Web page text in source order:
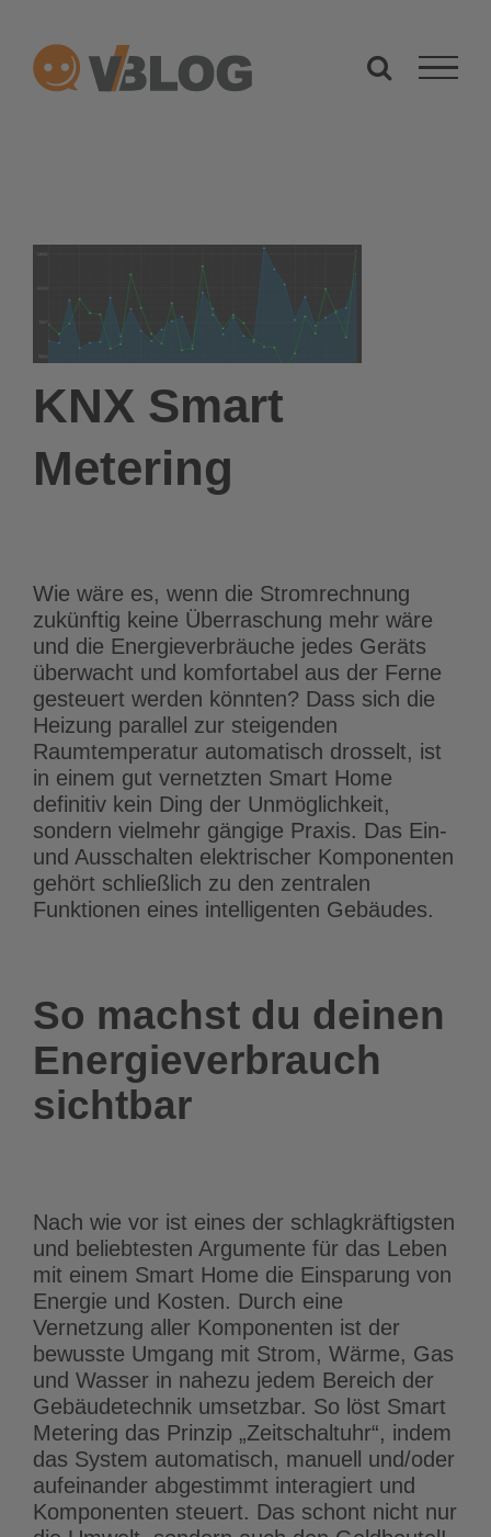
springen
KNX Smart
Metering
Wie wäre es, wenn die Stromrechnung
zukünftig keine Überraschung mehr wäre
und die Energieverbräuche jedes Geräts
überwacht und komfortabel aus der Ferne
gesteuert werden könnten? Dass sich die
Heizung parallel zur steigenden
Raumtemperatur automatisch drosselt, ist
in einem gut vernetzten Smart Home
definitiv kein Ding der Unmöglichkeit,
sondern vielmehr gängige Praxis. Das Ein-
und Ausschalten elektrischer Komponenten
gehört schließlich zu den zentralen
Funktionen eines intelligenten Gebäudes.
So machst du deinen
Energieverbrauch
sichtbar
Nach wie vor ist eines der schlagkräftigsten
und beliebtesten Argumente für das Leben
mit einem Smart Home die Einsparung von
Energie und Kosten. Durch eine
Vernetzung aller Komponenten ist der
bewusste Umgang mit Strom, Wärme, Gas
und Wasser in nahezu jedem Bereich der
Gebäudetechnik umsetzbar. So löst Smart
Metering das Prinzip „Zeitschaltuhr“, indem
das System automatisch, manuell und/oder
aufeinander abgestimmt interagiert und
Komponenten steuert. Das schont nicht nur